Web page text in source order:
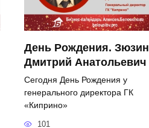
День Рождения. Зюзин
Дмитрий Анатольевич
Сегодня День Рождения у
генерального директора ГК
«Киприно»
101